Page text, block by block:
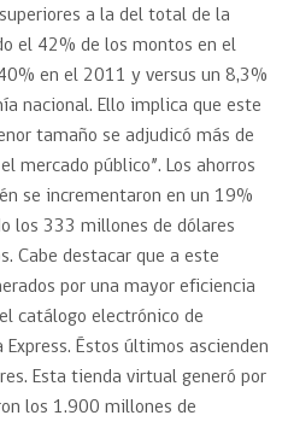
a la del total de la
el 42% de los montos en el
en el 2011 y versus un 8,3%
nacional. Ello implica que este
tamaño se adjudicó más de
mercado público”. Los ahorros
se incrementaron en un 19%
los 333 millones de dólares
Cabe destacar que a este
por una mayor eficiencia
catálogo electrónico de
Éstos últimos ascienden
Esta tienda virtual generó por
los 1.900 millones de